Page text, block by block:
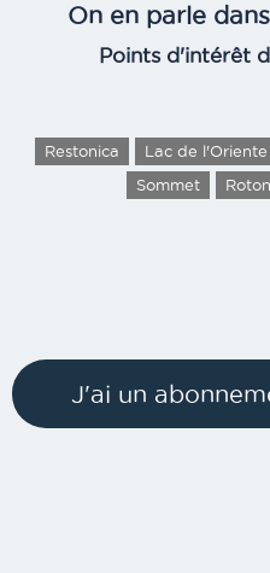
On en parle
Points d'intérêt
Restonica Lac de l'Oriente
Sommet
J'ai un